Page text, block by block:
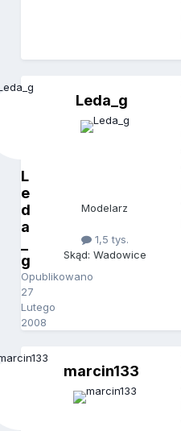
L
e
d
a
g
Opublikowano
27
Lutego
2008
Leda_g
Modelarz
1,5 tys.
Skąd: Wadowice
marcin133